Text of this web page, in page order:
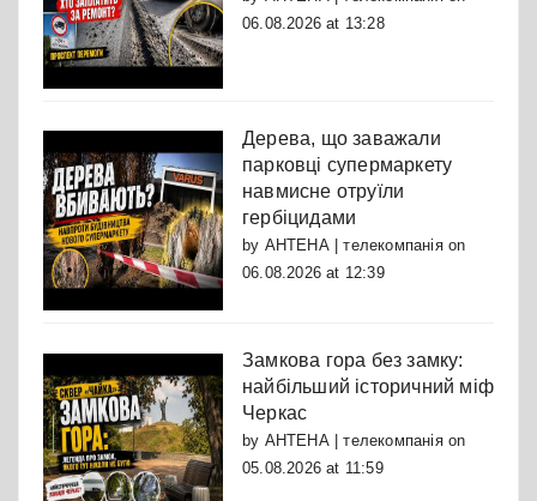
06.08.2026 at 13:28
Дерева, що заважали
парковці супермаркету
навмисне отруїли
гербіцидами
by АНТЕНА | телекомпаніяon
06.08.2026 at 12:39
Замкова гора без замку:
найбільший історичний міф
Черкас
by АНТЕНА | телекомпаніяon
05.08.2026 at 11:59